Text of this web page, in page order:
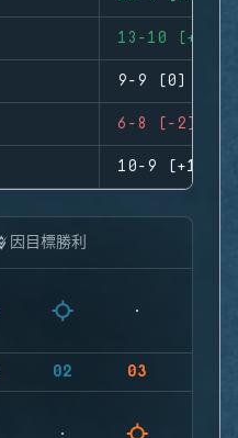
13-10 (+3)
9-9 (0)
6-8 (-2)
10-9 (+1)
因目標勝利
02 03